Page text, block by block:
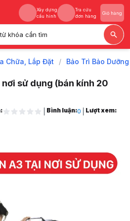
Xây dựng
cấu hình
Tra cứu
đơn hàng
Giỏ hàng
khóa cần tìm
Xây dựng
Tra cứu
Chữa, Lắp Đặt / Bảo Trì Bảo
sử dụng (bán kính 20
(bán kính 20 km)
Bình luận:0
Lượt xem: